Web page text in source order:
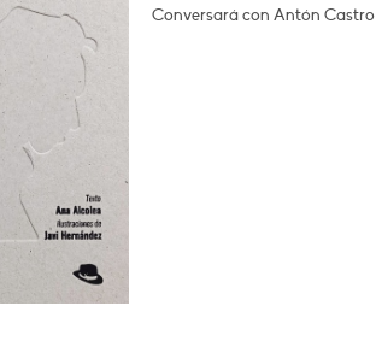
Conversará con Antón Castro